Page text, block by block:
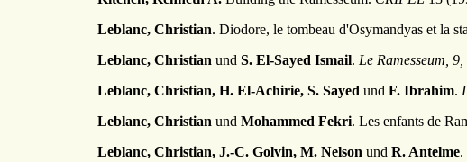
Leblanc, Christian. Diodore, le tombeau d'Osymandyas et la
Leblanc, Christian und S. El-Sayed Ismail. Le Ramesseum,
Leblanc, Christian, H. El-Achirie, S. Sayed und F. Ibrahim.
Leblanc, Christian und Mohammed Fekri. Les enfants de
Leblanc, Christian, J.-C. Golvin, M. Nelson und R. Antelme.